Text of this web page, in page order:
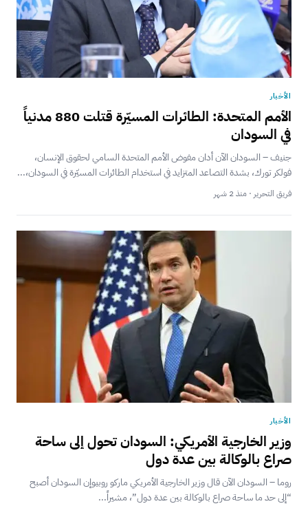
الأخبار
الأمم المتحدة: الطائرات المسيّرة قتلت 880 مدنياً
في السودان
جنيف – السودان الآن أدان مفوض الأمم المتحدة السامي لحقوق الإنسان،
فولكر تورك، بشدة التصاعد المتزايد في استخدام الطائرات المسيّرة في السودان،...
فريق التحرير · منذ 2 شهر
الأخبار
وزير الخارجية الأمريكي: السودان تحول إلى ساحة
صراع بالوكالة بين عدة دول
روما – السودان الآن قال وزير الخارجية الأمريكي ماركو روبيوإن السودان أصبح
“إلى حد ما ساحة صراع بالوكالة بين عدة دول”، مشيراً...